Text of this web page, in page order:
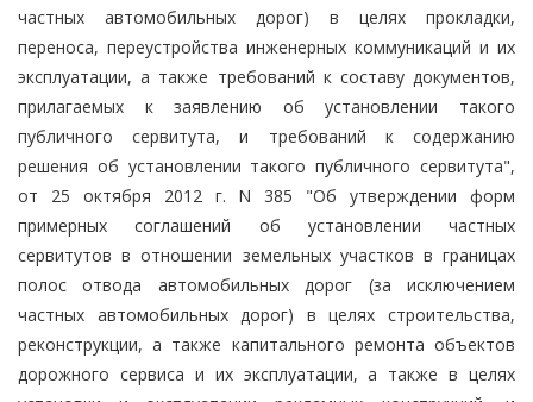
частных автомобильных дорог) в целях прокладки,
переноса, переустройства инженерных коммуникаций и их
эксплуатации, а также требований к составу документов,
прилагаемых к заявлению об установлении такого
публичного сервитута, и требований к содержанию
решения об установлении такого публичного сервитута",
от 25 октября 2012 г. N 385 "Об утверждении форм
примерных соглашений об установлении частных
сервитутов в отношении земельных участков в границах
полос отвода автомобильных дорог (за исключением
частных автомобильных дорог) в целях строительства,
реконструкции, а также капитального ремонта объектов
дорожного сервиса и их эксплуатации, а также в целях